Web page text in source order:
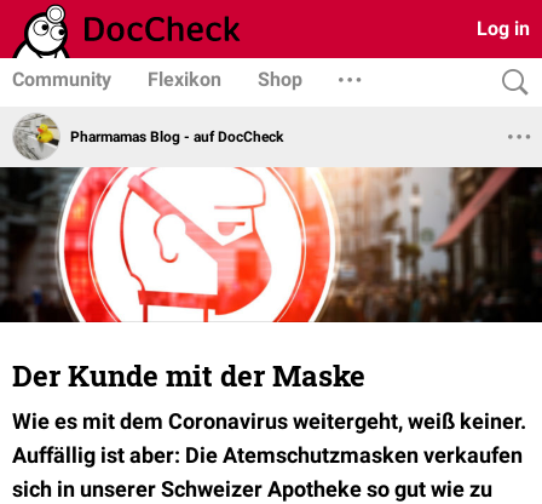
Log in
Community Flexikon Shop
Pharmamas Blog - auf DocCheck
Der Kunde mit der Maske
Wie es mit dem Coronavirus weitergeht, weiß keiner.
Auffällig ist aber: Die Atemschutzmasken verkaufen
sich in unserer Schweizer Apotheke so gut wie zu